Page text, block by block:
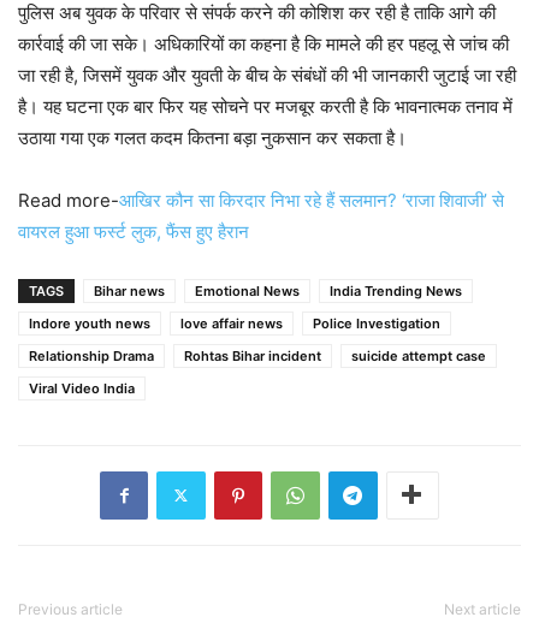
पुलिस अब युवक के परिवार से संपर्क करने की कोशिश कर रही है ताकि आगे की
कार्रवाई की जा सके। अधिकारियों का कहना है कि मामले की हर पहलू से जांच की
जा रही है, जिसमें युवक और युवती के बीच के संबंधों की भी जानकारी जुटाई जा रही
है। यह घटना एक बार फिर यह सोचने पर मजबूर करती है कि भावनात्मक तनाव में
उठाया गया एक गलत कदम कितना बड़ा नुकसान कर सकता है।
Read more-आखिर कौन सा किरदार निभा रहे हैं सलमान? ‘राजा शिवाजी’ से
वायरल हुआ फर्स्ट लुक, फैंस हुए हैरान
TAGS Bihar news Emotional News
India Trending News
Indore youth news
love affair news
Police Investigation
Relationship Drama
Rohtas Bihar incident
suicide attempt case
Viral Video India
Previous article Next article